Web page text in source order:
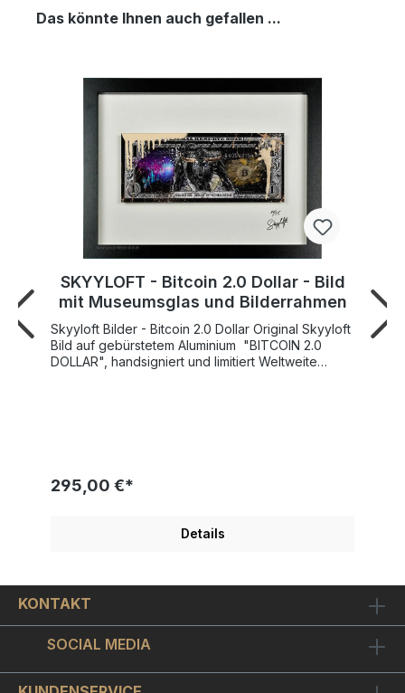
Das könnte Ihnen auch gefallen ...
SKYYLOFT - Bitcoin 2.0 Dollar - Bild
mit Museumsglas und Bilderrahmen
Skyyloft Bilder - Bitcoin 2.0 Dollar Original Skyyloft
Bild auf gebürstetem Aluminium "BITCOIN 2.0
DOLLAR", handsigniert und limitiert Weltweite
Museumsglas enthalten. Ein original Skyyloft
Geschäft! Der Miami "Charging Bull" steht hier als
DAS Sinnbild für den Bitcoin!Der "Bitcoin 2.0
Kontrast zwischen chromglänzenden
unbedruckten Bildstellen und dem ansonsten
metallisch matt seidenglänzenden Bildmotiv.Der
mattschwarze Objekt-Bilderrahmen nimmt das Bild
schwebend montiert auf, so dass sich ein schöner
3D-Effekt ergibt.Wir haben hochwertiges
Museumsglas verwendet. Das ist ein - wie
295,00 €*
Details
KONTAKT
SOCIAL MEDIA